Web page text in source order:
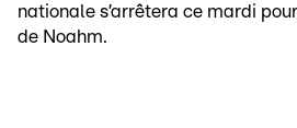
nationale s’arrêtera ce mardi
de Noahm.